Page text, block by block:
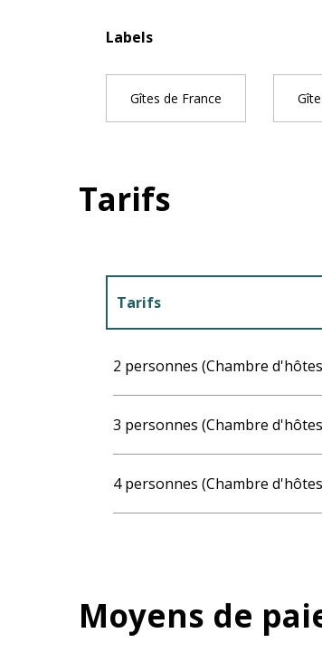
Offres de
Labels
Labels
Gîtes de France
Tarifs
Tarifs
Tarifs 2027
2 personnes (Chambre
3 personnes (Chambre
4 personnes (Chambre
Moyens de